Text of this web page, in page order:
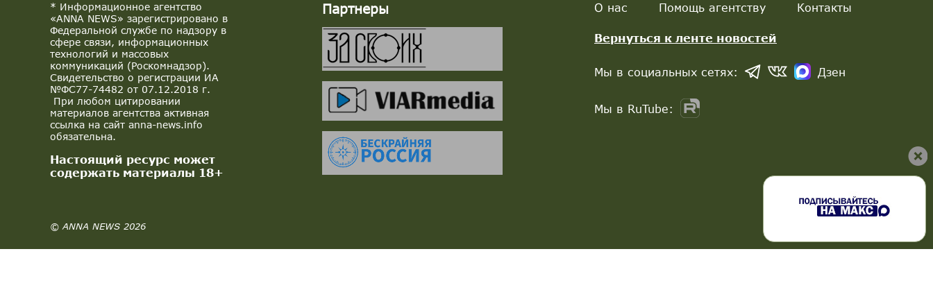
* Информационное агентство
«ANNA NEWS» зарегистрировано в
Федеральной службе по надзору в
сфере связи, информационных
технологий и массовых
коммуникаций (Роскомнадзор).
Свидетельство о регистрации ИА
№ФС77-74482 от 07.12.2018 г.
При любом цитировании
материалов агентства активная
ссылка на сайт anna-news.info
обязательна.
Настоящий ресурс может
содержать материалы 18+
© ANNA NEWS 2026
Партнеры О нас Помощь агентству Контакты
Вернуться к ленте новостей
Мы в социальных сетях: Дзен
Мы в RuTube: